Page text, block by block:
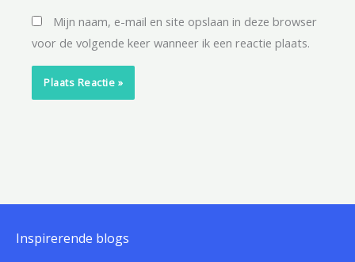
Mijn naam, e-mail en site opslaan in deze browser
voor de volgende keer wanneer ik een reactie plaats.
Inspirerende blogs